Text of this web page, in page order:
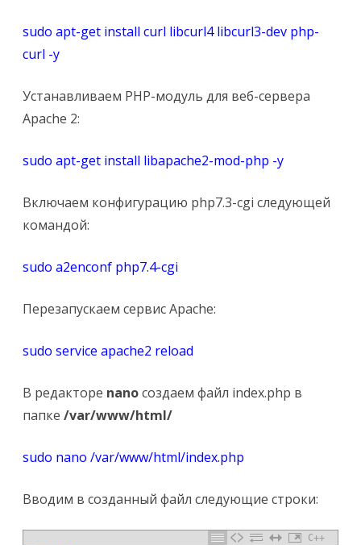
sudo apt-get install curl libcurl4 libcurl3-dev php-
curl -y
Устанавливаем PHP-модуль для веб-сервера
Apache 2:
sudo apt-get install libapache2-mod-php -y
Включаем конфигурацию php7.3-cgi следующей
командой:
sudo a2enconf php7.4-cgi
Перезапускаем сервис Apache:
sudo service apache2 reload
В редакторе nanoсоздаем файл index.php в
папке /var/www/html/
sudo nano /var/www/html/index.php
Вводим в созданный файл следующие строки:
C++